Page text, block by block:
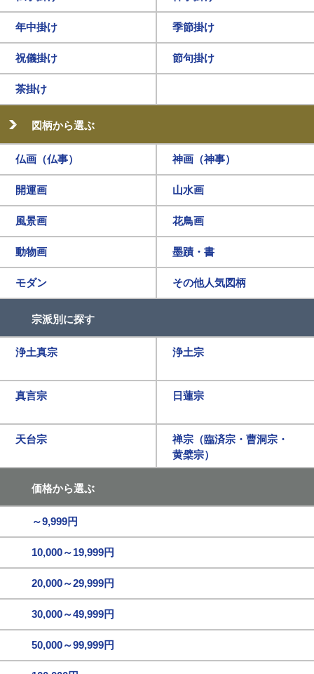
年中掛け 季節掛け
祝儀掛け 節句掛け
茶掛け
図柄から選ぶ
仏画（仏事） 神画（神事）
開運画 山水画
風景画 花鳥画
動物画 墨蹟・書
モダン その他人気図柄
宗派別に探す
浄土真宗 浄土宗
真言宗 日蓮宗
天台宗
禅宗（臨済宗・曹洞宗・
黄檗宗）
価格から選ぶ
～9,999円
10,000～19,999円
20,000～29,999円
30,000～49,999円
50,000～99,999円